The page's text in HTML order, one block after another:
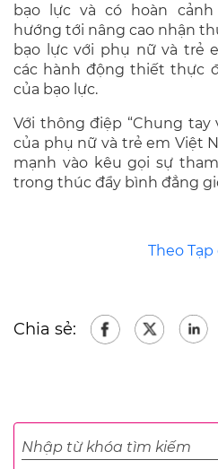
bạo lực và có hoàn
hướng tới nâng cao nhận
bạo lực với phụ nữ và trẻ
các hành động thiết thực
của bạo lực.
Với thông điệp “Chung
của phụ nữ và trẻ em Việt
mạnh vào kêu gọi sự
trong thúc đẩy bình đẳng
Theo
Chia sẻ: